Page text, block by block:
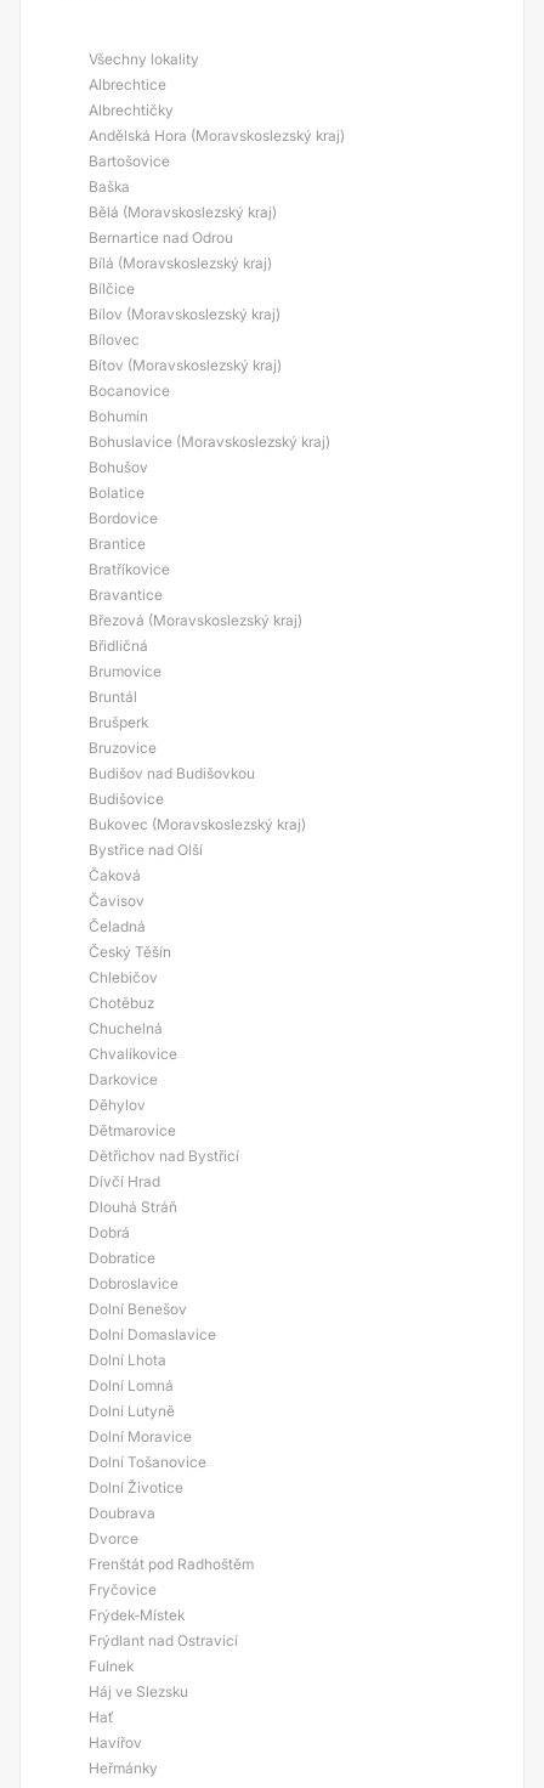
Všechny lokality
Albrechtice
Albrechtičky
Andělská Hora (Moravskoslezský kraj)
Bartošovice
Baška
Bělá (Moravskoslezský kraj)
Bernartice nad Odrou
Bílá (Moravskoslezský kraj)
Bílčice
Bílov (Moravskoslezský kraj)
Bílovec
Bítov (Moravskoslezský kraj)
Bocanovice
Bohumín
Bohuslavice (Moravskoslezský kraj)
Bohušov
Bolatice
Bordovice
Brantice
Bratříkovice
Bravantice
Březová (Moravskoslezský kraj)
Břidličná
Brumovice
Bruntál
Brušperk
Bruzovice
Budišov nad Budišovkou
Budišovice
Bukovec (Moravskoslezský kraj)
Bystřice nad Olší
Čaková
Čavisov
Čeladná
Český Těšín
Chlebičov
Chotěbuz
Chuchelná
Chvalíkovice
Darkovice
Děhylov
Dětmarovice
Dětřichov nad Bystřicí
Dívčí Hrad
Dlouhá Stráň
Dobrá
Dobratice
Dobroslavice
Dolní Benešov
Dolní Domaslavice
Dolní Lhota
Dolní Lomná
Dolní Lutyně
Dolní Moravice
Dolní Tošanovice
Dolní Životice
Doubrava
Dvorce
Frenštát pod Radhoštěm
Fryčovice
Frýdek-Místek
Frýdlant nad Ostravicí
Fulnek
Háj ve Slezsku
Hať
Havířov
Heřmánky